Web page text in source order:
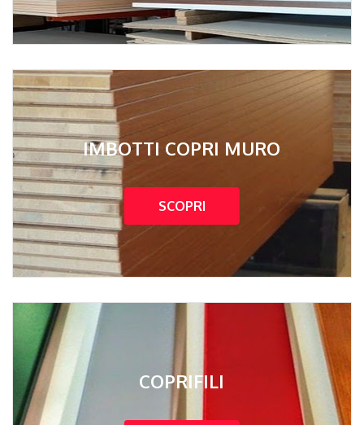
IMBOTTI COPRI MURO
SCOPRI
COPRIFILI